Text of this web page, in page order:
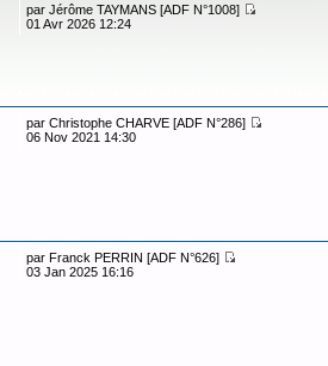
parJérôme TAYMANS [ADF N°1008]
01 Avr 2026 12:24
parChristophe CHARVE [ADF N°286]
06 Nov 2021 14:30
parFranck PERRIN [ADF N°626]
03 Jan 2025 16:16